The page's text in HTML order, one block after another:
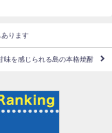
ります
味を感じられる島の本格焼酎